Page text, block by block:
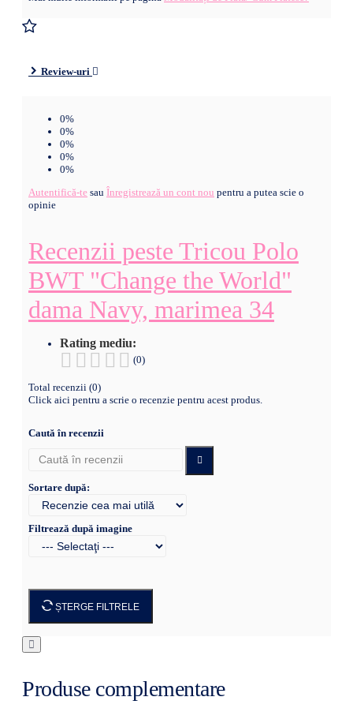
Review-uri
0%
0%
0%
0%
0%
Autentifică-te sau Înregistrează un cont nou pentru a putea scie o
opinie
Recenzii peste Tricou Polo
BWT "Change the World"
dama Navy, marimea 34
Rating mediu:
(0)
Total recenzii (0)
Click aici pentru a scrie o recenzie pentru acest produs.
Caută în recenzii
Sortare după:
Filtrează după imagine
ȘTERGE FILTRELE
Produse complementare